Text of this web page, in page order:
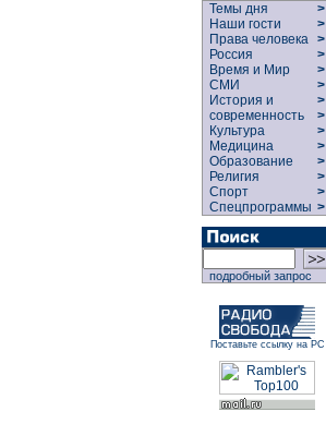
Темы дня
>
Наши гости
>
Права человека >
Россия
>
Время и Мир
>
СМИ
>
История и
современность
>
>
Культура
>
Медицина
>
Образование
>
Религия
>
Спорт
>
Спецпрограммы >
подробный запрос
Поставьте ссылку на РС